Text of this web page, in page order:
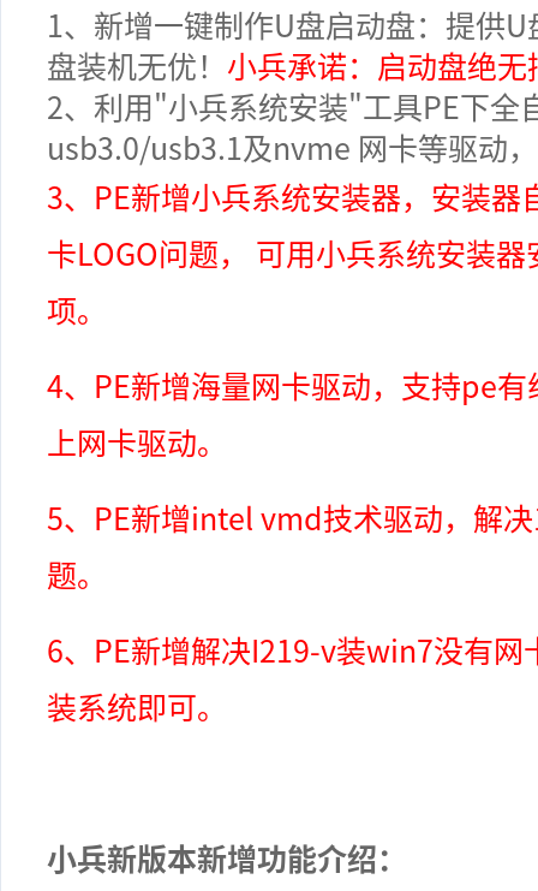
1、新增一键制作U盘启动盘： 提供U
盘装机无优！ 小兵承诺：启动盘绝
2、利用"小兵系统安装"工具PE下全
usb3.0/usb3.1及nvme 网卡等驱动
3、PE新增小兵系统安装器，安装
卡LOGO问题， 可用小兵系统安装
项。
4、PE新增海量网卡驱动，支持pe
上网卡驱动。
5、PE新增intel vmd技术驱动，解
题。
6、PE新增解决I219-v装win7没有
装系统即可。
小兵新版本新增功能介绍：